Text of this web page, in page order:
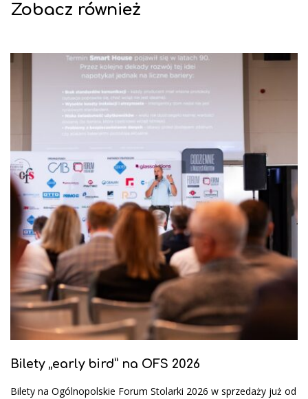
Zobacz również
Bilety „early bird” na OFS 2026
Bilety na Ogólnopolskie Forum Stolarki 2026 w sprzedaży już od